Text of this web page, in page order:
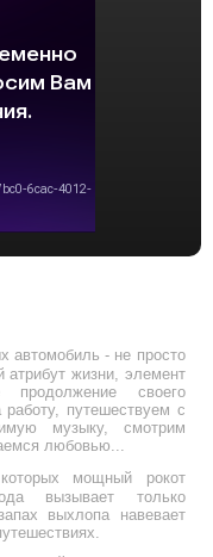
автомобиль - не просто
атрибут жизни, элемент
продолжение своего
путешествуем с
музыку, смотрим
любовью...
мощный рокот
вызывает только
выхлопа навевает